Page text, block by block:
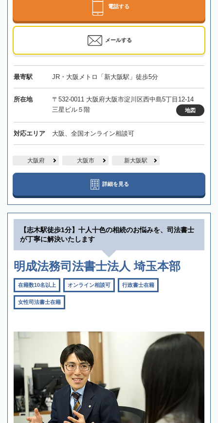
電話する
メールする
最寄駅 JR・大阪メトロ「新大阪駅」徒歩5分
所在地
〒532-0011 大阪府大阪市淀川区西中島5丁目12-14
三星ビル５階
地図
対応エリア 大阪、全国オンライン相談可
大阪府 大阪市 新大阪駅
詳細を見る
【志木駅徒歩1分】十人十色の相続のお悩みを、司法書士
が丁寧に解決いたします
明成法務司法書士法人 埼玉本部
在籍数10名以上 オンライン相談可 行政書士在籍
女性司法書士在籍